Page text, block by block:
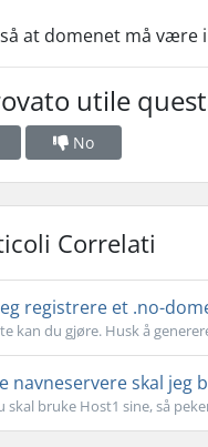
at domenet må være
utile
No
Correlati
registrere et .no-
kan du gjøre. Husk å
navneservere skal jeg
skal bruke Host1 sine, så